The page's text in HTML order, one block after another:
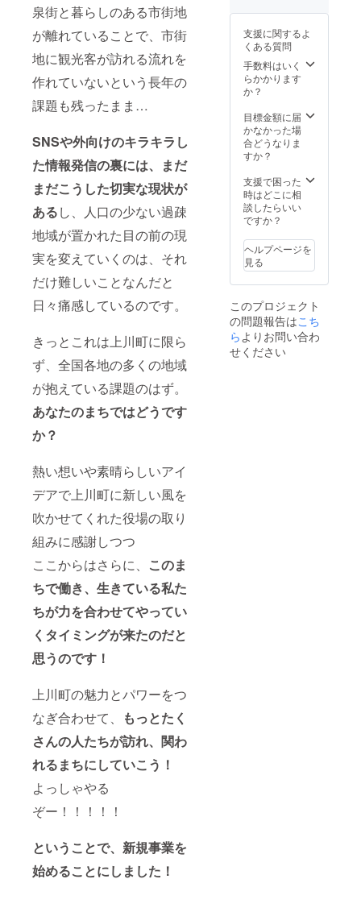
泉街と暮らしのある市街地
が離れていることで、市街
地に観光客が訪れる流れを
作れていないという長年の
課題も残ったまま…
SNSや外向けのキラキラし
た情報発信の裏には、まだ
まだこうした切実な現状が
あるし、人口の少ない過疎
地域が置かれた目の前の現
実を変えていくのは、それ
だけ難しいことなんだと
日々痛感しているのです。
きっとこれは上川町に限ら
ず、全国各地の多くの地域
が抱えている課題のはず。
あなたのまちではどうです
か？
熱い想いや素晴らしいアイ
デアで上川町に新しい風を
吹かせてくれた役場の取り
組みに感謝しつつ
ここからはさらに、 このま
ちで働き、生きている私た
ちが力を合わせてやってい
くタイミングが来たのだと
思うのです！
上川町の魅力とパワーをつ
なぎ合わせて、
もっとたく
さんの人たちが訪れ、関わ
れるまちにしていこう！
よっしゃやる
ぞー！！！！！
ということで、新規事業を
始めることにしました！
ANSHI
NDOご
宿泊（1
泊素泊
まり）
期限は
2025年
5月まで
※ご宿泊
お部屋
は選べ
ません
※1支援
名まで
ご参加
ついて
は別途
ご相談
くださ
い） ※
は、本
プロ
ジェク
トのリ
ターン
ても同
様で
す。
紙 ・
ローカ
ルキャ
リアサ
ミット
に参加
ンライ
ン配信
限定）
はオン
ライン
配信限
定のリ
ターン
です 当
に来ら
れる方
は「交
流会付
き」の
リター
ンにご
リコー
ヒーラ
ンチ
（2000
円分）
ナポリ
ライ
ス、生
姜焼き
ンチメ
ニュー
からお
選びい
ます。
※雪かき
は上川
町内限
かきお
手伝い
のご利
用期限
は2023
みよう
ている
方にお
すす
め！ プ
ロの指
と壁塗
りを体
験でき
ます
ANSHI
NDOの
内装を
一緒に
ます！
［リ
ターン
内容］
のお手
紙 ・
2024年
2月実施
予定の
支援に関するよ
くある質問
手数料はいく
らかかります
か？
目標金額に届
かなかった場
合どうなりま
すか？
支援で困った
時はどこに相
談したらいい
ですか？
ヘルプページを
見る
このプロジェクト
の問題報告はこち
らよりお問い合わ
せください